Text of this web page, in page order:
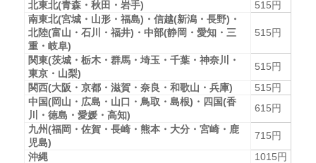
北東北(青森・秋田・岩手)
515円
南東北(宮城・山形・福島)・信越(新潟・長野)・
北陸(富山・石川・福井)・中部(静岡・愛知・三
重・岐阜)
515円
関東(茨城・栃木・群馬・埼玉・千葉・神奈川・
東京・山梨)
515円
関西(大阪・京都・滋賀・奈良・和歌山・兵庫)
515円
中国(岡山・広島・山口・鳥取・島根)・四国(香
川・徳島・愛媛・高知)
615円
九州(福岡・佐賀・長崎・熊本・大分・宮崎・鹿
児島)
715円
沖縄
1015円